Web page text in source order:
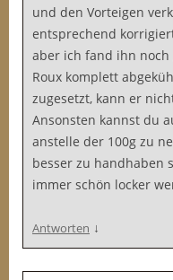
und den Vorteigen
entsprechend
aber ich fand ihn
Roux komplett
zugesetzt, kann er
Ansonsten kannst du
anstelle der 100g zu
besser zu handhaben
immer schön locker
Antworten ↓